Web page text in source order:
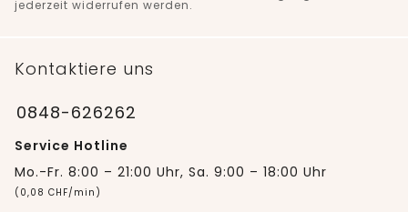
jederzeit widerrufen werden.
Kontaktiere uns
0848-626262
Service Hotline
Mo.-Fr. 8:00 – 21:00 Uhr, Sa. 9:00 – 18:00 Uhr
(0,08 CHF/min)